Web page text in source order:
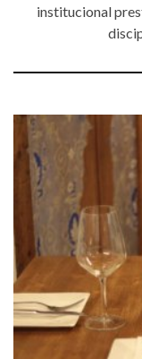
institucional